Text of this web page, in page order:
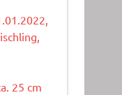
25 cm